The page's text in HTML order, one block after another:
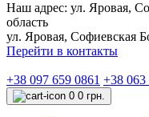
Наш адрес: ул. Яровая,
область
ул. Яровая, Софиевская
Перейти в контакты
+38 097 659 0861 +38 063
0 0 грн.